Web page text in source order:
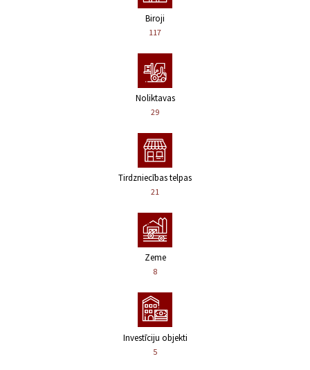
Biroji
117
Noliktavas
29
Tirdzniecības telpas
21
Zeme
8
Investīciju objekti
5